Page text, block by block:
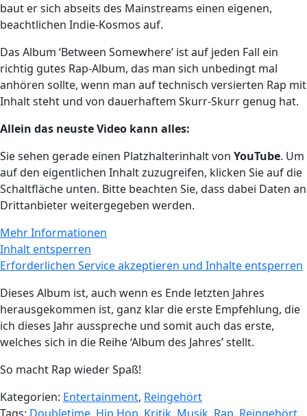
baut er sich abseits des Mainstreams einen eigenen,
beachtlichen Indie-Kosmos auf.
Das Album ‘Between Somewhere’ ist auf jeden Fall ein
richtig gutes Rap-Album, das man sich unbedingt mal
anhören sollte, wenn man auf technisch versierten Rap mit
Inhalt steht und von dauerhaftem Skurr-Skurr genug hat.
Allein das neuste Video kann alles:
Sie sehen gerade einen Platzhalterinhalt von YouTube. Um
auf den eigentlichen Inhalt zuzugreifen, klicken Sie auf die
Schaltfläche unten. Bitte beachten Sie, dass dabei Daten an
Drittanbieter weitergegeben werden.
Mehr Informationen
Inhalt entsperren
Erforderlichen Service akzeptieren und Inhalte entsperren
Dieses Album ist, auch wenn es Ende letzten Jahres
herausgekommen ist, ganz klar die erste Empfehlung, die
ich dieses Jahr ausspreche und somit auch das erste,
welches sich in die Reihe ‘Album des Jahres’ stellt.
So macht Rap wieder Spaß!
Kategorien: Entertainment, Reingehört